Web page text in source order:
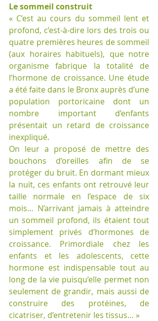
Le sommeil construit
« C’est au cours du sommeil lent et
profond, c’est-à-dire lors des trois ou
quatre premières heures de sommeil
(aux horaires habituels), que notre
organisme fabrique la totalité de
l’hormone de croissance. Une étude
a été faite dans le Bronx auprès d’une
population portoricaine dont un
nombre important d’enfants
présentait un retard de croissance
inexpliqué.
On leur a proposé de mettre des
bouchons d’oreilles afin de se
protéger du bruit. En dormant mieux
la nuit, ces enfants ont retrouvé leur
taille normale en l’espace de six
mois… N’arrivant jamais à atteindre
un sommeil profond, ils étaient tout
simplement privés d’hormones de
croissance. Primordiale chez les
enfants et les adolescents, cette
hormone est indispensable tout au
long de la vie puisqu’elle permet non
seulement de grandir, mais aussi de
construire des protéines, de
cicatriser, d’entretenir les tissus… »